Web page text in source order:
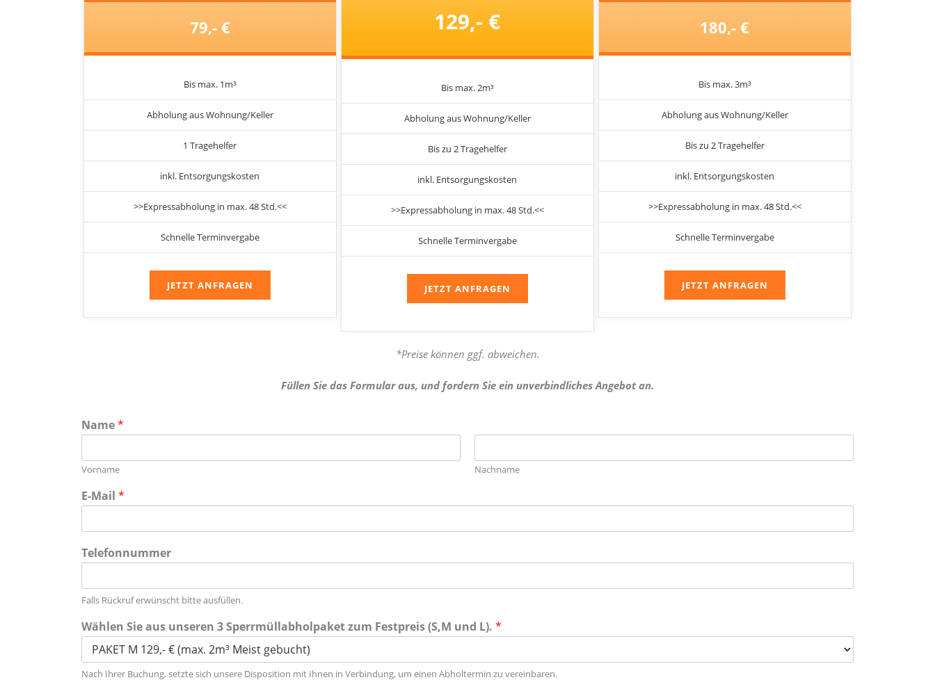
79,- €
Bis max. 1m³
Abholung aus Wohnung/Keller
1 Tragehelfer
inkl. Entsorgungskosten
>>Expressabholung in max. 48 Std.<<
Schnelle Terminvergabe
JETZT ANFRAGEN
129,- €
Bis max. 2m³
Abholung aus Wohnung/Keller
Bis zu 2 Tragehelfer
inkl. Entsorgungskosten
>>Expressabholung in max. 48 Std.<<
Schnelle Terminvergabe
JETZT ANFRAGEN
180,- €
Bis max. 3m³
Abholung aus Wohnung/Keller
Bis zu 2 Tragehelfer
inkl. Entsorgungskosten
>>Expressabholung in max. 48 Std.<<
Schnelle Terminvergabe
JETZT ANFRAGEN
*Preise können ggf. abweichen.
Füllen Sie das Formular aus, und fordern Sie ein unverbindliches Angebot an.
Name*
Vorname Nachname
E-Mail *
Telefonnummer
Falls Rückruf erwünscht bitte ausfüllen.
Wählen Sie aus unseren 3 Sperrmüllabholpaket zum Festpreis (S,M und L). *
Nach Ihrer Buchung, setzte sich unsere Disposition mit Ihnen in Verbindung, um einen Abholtermin zu vereinbaren.